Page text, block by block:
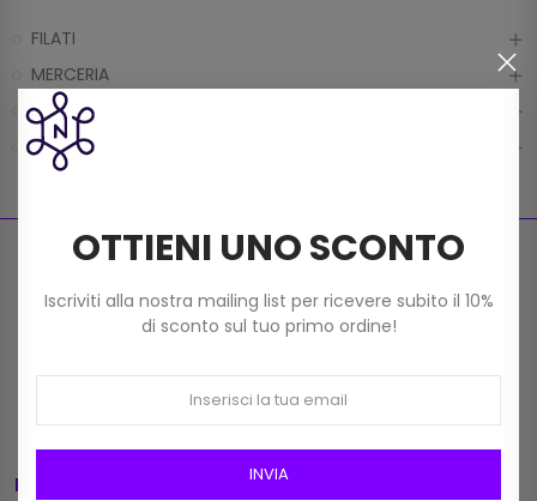
FILATI
MERCERIA
MONDO BORSE
TELE E FODERE
Spedizione gratuita Pagamenti sicuri
Bonifico
Registrati alla newsletter
OTTIENI UNO SCONTO
Iscriviti alla nostra mailing list per ricevere subito il 10%
di sconto sul tuo primo ordine!
INVIA